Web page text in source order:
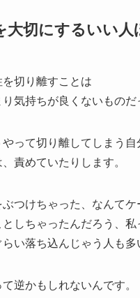
大切にするいい
切り離すことは
気持ちが良くないものだ
って切り離してしまう自
責めていたりします。
つけちゃった、なんて
しちゃったんだろう、私
い落ち込んじゃう人も多
逆かもしれないんです。